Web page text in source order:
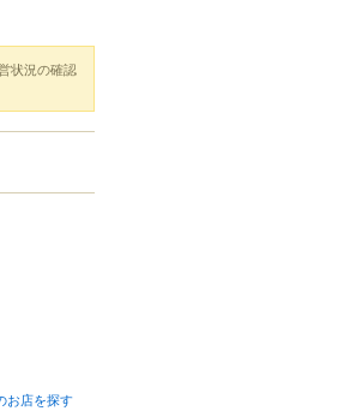
状況の確認
お店を探す